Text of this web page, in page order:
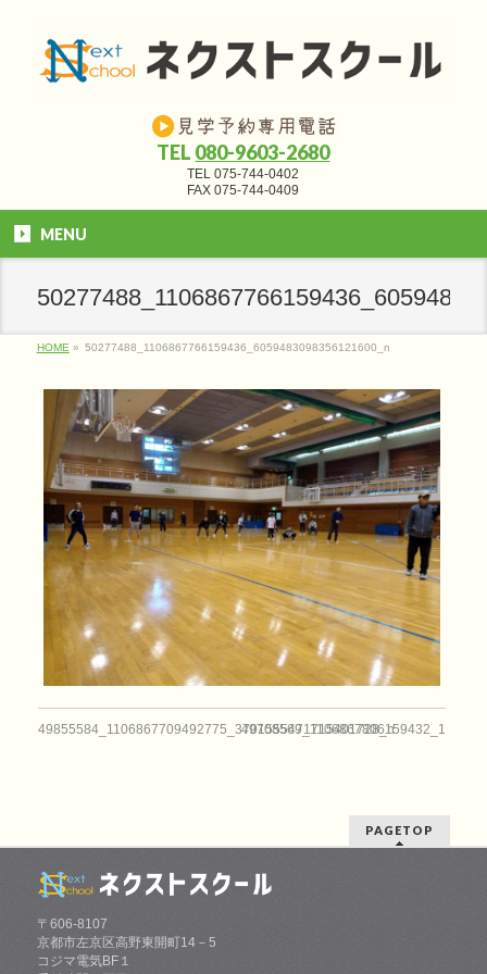
TEL 080-9603-2680
TEL 075-744-0402
FAX 075-744-0409
MENU
HOME » 50277488_1106867766159436_6059483098356121600_n
49855584_1106867709492775_3701555471715401728_n
PAGETOP
〒606-8107
京都市左京区高野東開町14－5
コジマ電気BF１